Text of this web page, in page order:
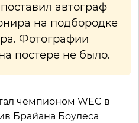
автограф
на подбородке
Фотографии
постере не было.
чемпионом WEC в
Брайана Боулеса